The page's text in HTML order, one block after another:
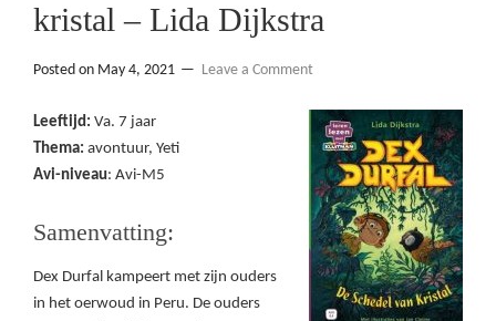
kristal – Lida Dijkstra
Posted on May 4, 2021 Leave a Comment
Leeftijd: Va. 7 jaar
Thema: avontuur, Yeti
Avi-niveau: Avi-M5
Samenvatting:
Dex Durfal kampeert met zijn ouders
in het oerwoud in Peru. De ouders